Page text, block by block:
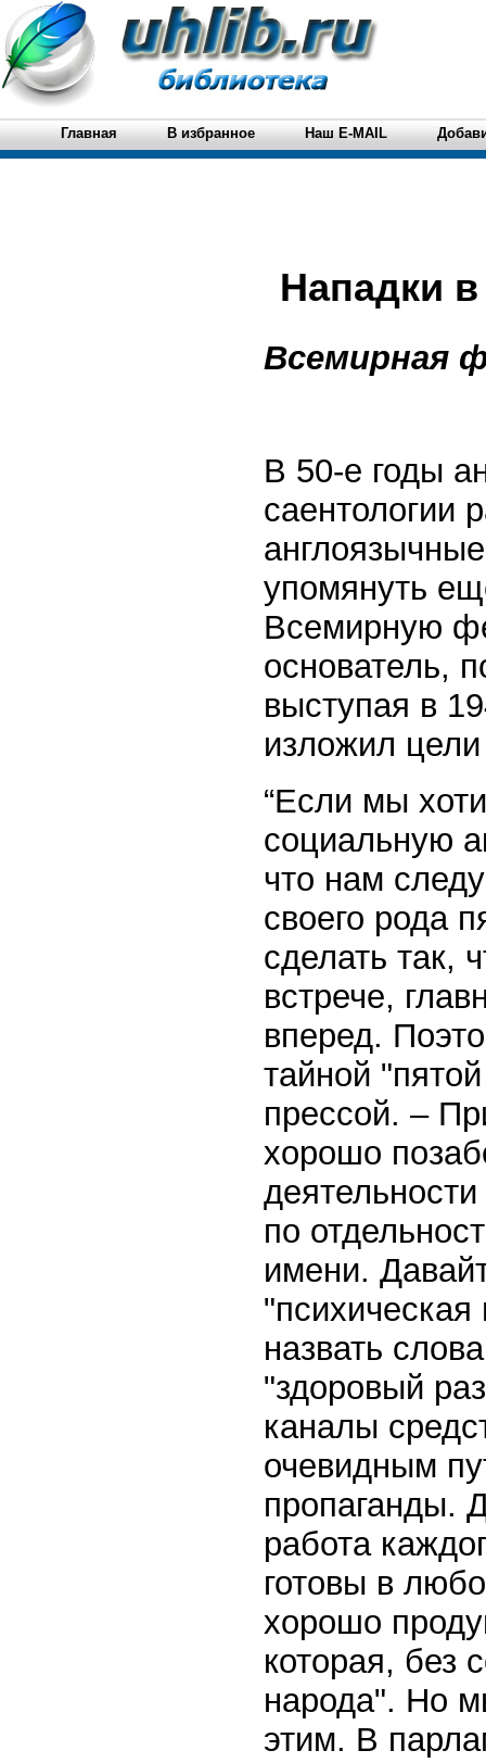
Главная В избранное Наш E-MAIL
Нападки
Всемирная
В 50-е годы
саентологии
упомянуть
Всемирную
основатель,
выступая в
изложил
“Если мы
социальную
что нам
своего рода
сделать так,
встрече,
вперед.
тайной
прессой. –
хорошо
по
имени.
назвать
"здоровый
каналы
очевидным
пропаганды.
работа
готовы в
хорошо
которая, без
народа". Но
этим. В